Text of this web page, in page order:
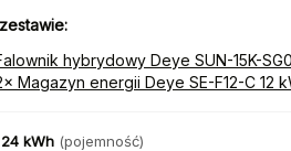
hybrydowy Deye SUN-15K-
Magazyn energii Deye SE-F12-C 12
24 kWh (pojemność)